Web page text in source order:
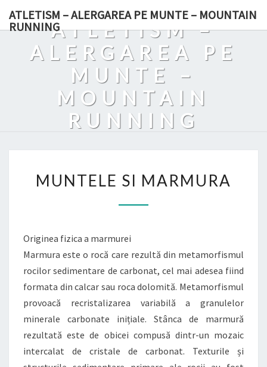
ATLETISM – ALERGAREA PE MUNTE – MOUNTAIN
RUNNINGATLETISM –
ALERGAREA PE
MUNTE –
MOUNTAIN
RUNNING
MUNTELE SI MARMURA
Originea fizica a marmurei
Marmura este o rocă care rezultă din metamorfismul
rocilor sedimentare de carbonat, cel mai adesea fiind
formata din calcar sau roca dolomită. Metamorfismul
provoacă recristalizarea variabilă a granulelor
minerale carbonate inițiale. Stânca de marmură
rezultată este de obicei compusă dintr-un mozaic
intercalat de cristale de carbonat. Texturile și